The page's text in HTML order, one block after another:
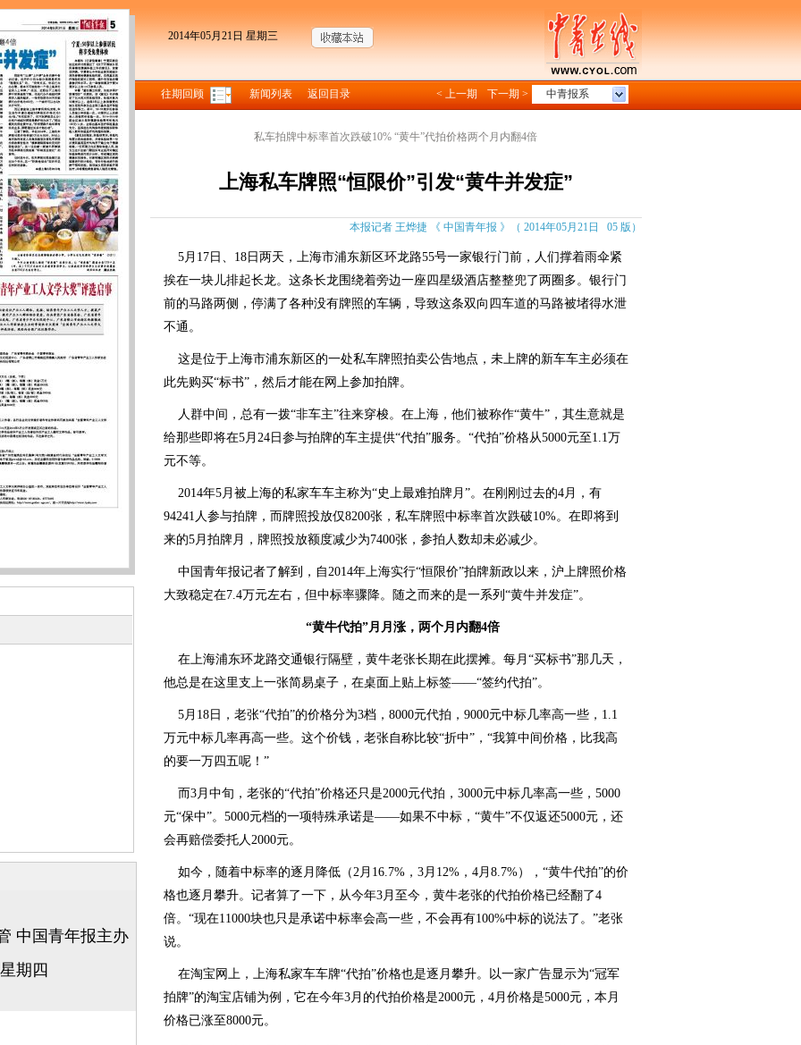
2014年05月21日 星期三
往期回顾 新闻列表 返回目录 中青报系
< 上一期 下一期 >
私车拍牌中标率首次跌破10% “黄牛”代拍价格两个月内翻4倍
上海私车牌照“恒限价”引发“黄牛并发症”
本报记者 王烨捷 《 中国青年报 》（ 2014年05月21日 05 版）
5月17日、18日两天，上海市浦东新区环龙路55号一家银行门前，人们撑着雨伞紧
挨在一块儿排起长龙。这条长龙围绕着旁边一座四星级酒店整整兜了两圈多。银行门
前的马路两侧，停满了各种没有牌照的车辆，导致这条双向四车道的马路被堵得水泄
不通。
这是位于上海市浦东新区的一处私车牌照拍卖公告地点，未上牌的新车车主必须在
此先购买“标书”，然后才能在网上参加拍牌。
人群中间，总有一拨“非车主”往来穿梭。在上海，他们被称作“黄牛”，其生意就是
给那些即将在5月24日参与拍牌的车主提供“代拍”服务。“代拍”价格从5000元至1.1万
元不等。
2014年5月被上海的私家车车主称为“史上最难拍牌月”。在刚刚过去的4月，有
94241人参与拍牌，而牌照投放仅8200张，私车牌照中标率首次跌破10%。在即将到
来的5月拍牌月，牌照投放额度减少为7400张，参拍人数却未必减少。
中国青年报记者了解到，自2014年上海实行“恒限价”拍牌新政以来，沪上牌照价格
大致稳定在7.4万元左右，但中标率骤降。随之而来的是一系列“黄牛并发症”。
“黄牛代拍”月月涨，两个月内翻4倍
在上海浦东环龙路交通银行隔壁，黄牛老张长期在此摆摊。每月“买标书”那几天，
他总是在这里支上一张简易桌子，在桌面上贴上标签——“签约代拍”。
5月18日，老张“代拍”的价格分为3档，8000元代拍，9000元中标几率高一些，1.1
万元中标几率再高一些。这个价钱，老张自称比较“折中”，“我算中间价格，比我高
的要一万四五呢！”
而3月中旬，老张的“代拍”价格还只是2000元代拍，3000元中标几率高一些，5000
元“保中”。5000元档的一项特殊承诺是——如果不中标，“黄牛”不仅返还5000元，还
会再赔偿委托人2000元。
如今，随着中标率的逐月降低（2月16.7%，3月12%，4月8.7%），“黄牛代拍”的价
格也逐月攀升。记者算了一下，从今年3月至今，黄牛老张的代拍价格已经翻了4
倍。“现在11000块也只是承诺中标率会高一些，不会再有100%中标的说法了。”老张
说。
在淘宝网上，上海私家车车牌“代拍”价格也是逐月攀升。以一家广告显示为“冠军
拍牌”的淘宝店铺为例，它在今年3月的代拍价格是2000元，4月价格是5000元，本月
价格已涨至8000元。